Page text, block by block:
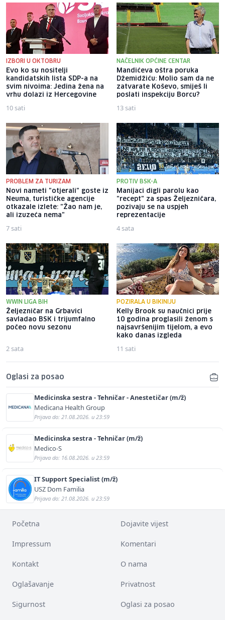
IZBORI U OKTOBRU
Evo ko su nositelji
kandidatskih lista SDP-a na
svim nivoima: Jedina žena na
vrhu dolazi iz Hercegovine
10 sati
NAČELNIK OPĆINE CENTAR
Mandićeva oštra poruka
Džemidžiću: Molio sam da ne
zatvarate Koševo, smiješ li
poslati inspekciju Borcu?
13 sati
PROBLEM ZA TURIZAM
Novi nameti "otjerali" goste iz
Neuma, turističke agencije
otkazale izlete: "Žao nam je,
ali izuzeća nema"
7 sati
PROTIV BSK-A
Manijaci digli parolu kao
"recept" za spas Željezničara,
pozivaju se na uspjeh
reprezentacije
4 sata
WWIN LIGA BIH
Željezničar na Grbavici
savladao BSK i trijumfalno
počeo novu sezonu
2 sata
POZIRALA U BIKINIJU
Kelly Brook su naučnici prije
10 godina proglasili ženom s
najsavršenijim tijelom, a evo
kako danas izgleda
11 sati
Oglasi za posao
Medicinska sestra - Tehničar - Anestetičar (m/ž)
Medicana Health Group
Prijava do: 21.08.2026. u 23:59
Medicinska sestra - Tehničar (m/ž)
Medico-S
Prijava do: 16.08.2026. u 23:59
IT Support Specialist (m/ž)
USZ Dom Familia
Prijava do: 21.08.2026. u 23:59
Početna Dojavite vijest
Impressum Komentari
Kontakt O nama
Oglašavanje Privatnost
Sigurnost Oglasi za posao